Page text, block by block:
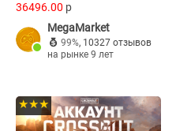
36496.00 p
MegaMarket
99%, 10327 отзывов
на рынке 9 лет
★★★